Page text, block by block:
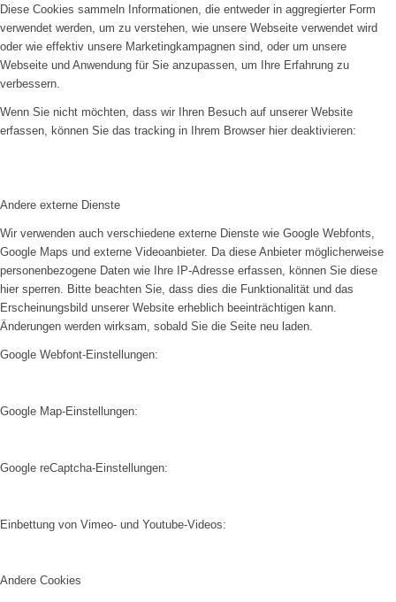
Diese Cookies sammeln Informationen, die entweder in aggregierter Form
verwendet werden, um zu verstehen, wie unsere Webseite verwendet wird
oder wie effektiv unsere Marketingkampagnen sind, oder um unsere
Webseite und Anwendung für Sie anzupassen, um Ihre Erfahrung zu
verbessern.
Wenn Sie nicht möchten, dass wir Ihren Besuch auf unserer Website
erfassen, können Sie das tracking in Ihrem Browser hier deaktivieren:
Andere externe Dienste
Wir verwenden auch verschiedene externe Dienste wie Google Webfonts,
Google Maps und externe Videoanbieter. Da diese Anbieter möglicherweise
personenbezogene Daten wie Ihre IP-Adresse erfassen, können Sie diese
hier sperren. Bitte beachten Sie, dass dies die Funktionalität und das
Erscheinungsbild unserer Website erheblich beeinträchtigen kann.
Änderungen werden wirksam, sobald Sie die Seite neu laden.
Google Webfont-Einstellungen:
Google Map-Einstellungen:
Google reCaptcha-Einstellungen:
Einbettung von Vimeo- und Youtube-Videos:
Andere Cookies